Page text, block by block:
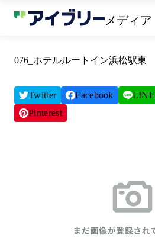
メディア
076_ホテルルートイン浜松駅東
Twitter Facebook LINE
Pinterest